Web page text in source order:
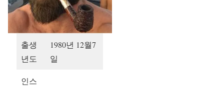
출생
년도
1980년 12월7
일
인스